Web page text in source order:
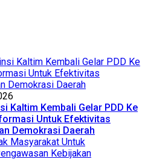
Kaltim Kembali Gelar PDD Ke
Untuk Efektivitas
Demokrasi Daerah